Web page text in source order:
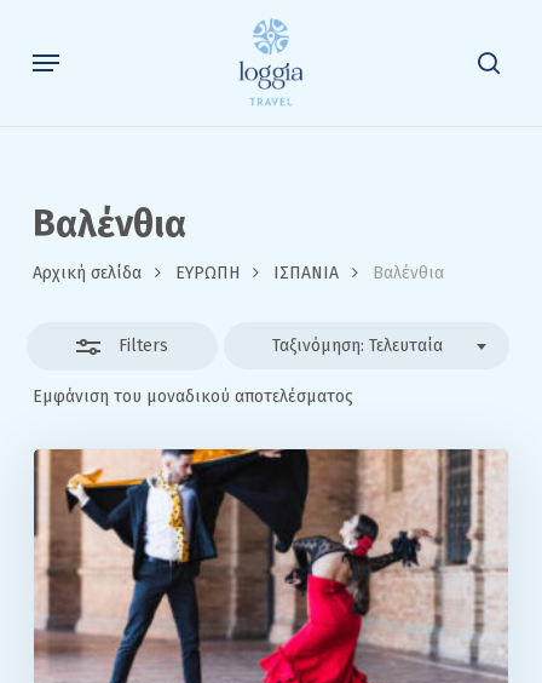
main
Menu
Βαλένθια
Αρχική σελίδα ΕΥΡΩΠΗ ΙΣΠΑΝΙΑ Βαλένθια
Filters
Εμφάνιση του μοναδικού αποτελέσματος
Ταξινόμηση: Τελευταία
Close
Filters